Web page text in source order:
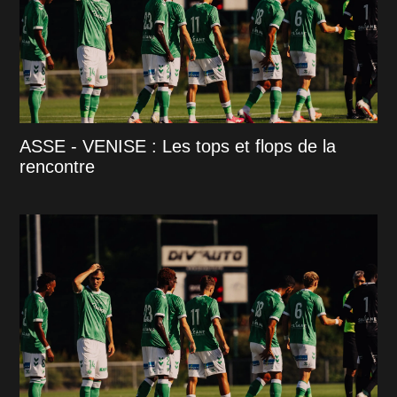
ASSE - VENISE : Les tops et flops de la
rencontre